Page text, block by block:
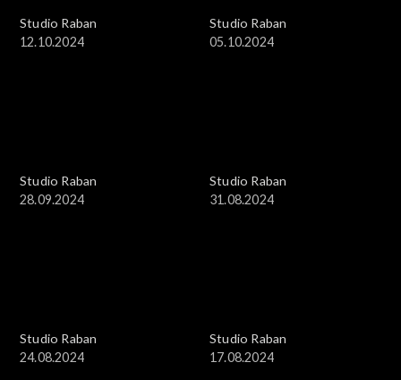
Studio Raban
12.10.2024
Studio Raban
05.10.2024
Studio Raban
28.09.2024
Studio Raban
31.08.2024
Studio Raban
24.08.2024
Studio Raban
17.08.2024